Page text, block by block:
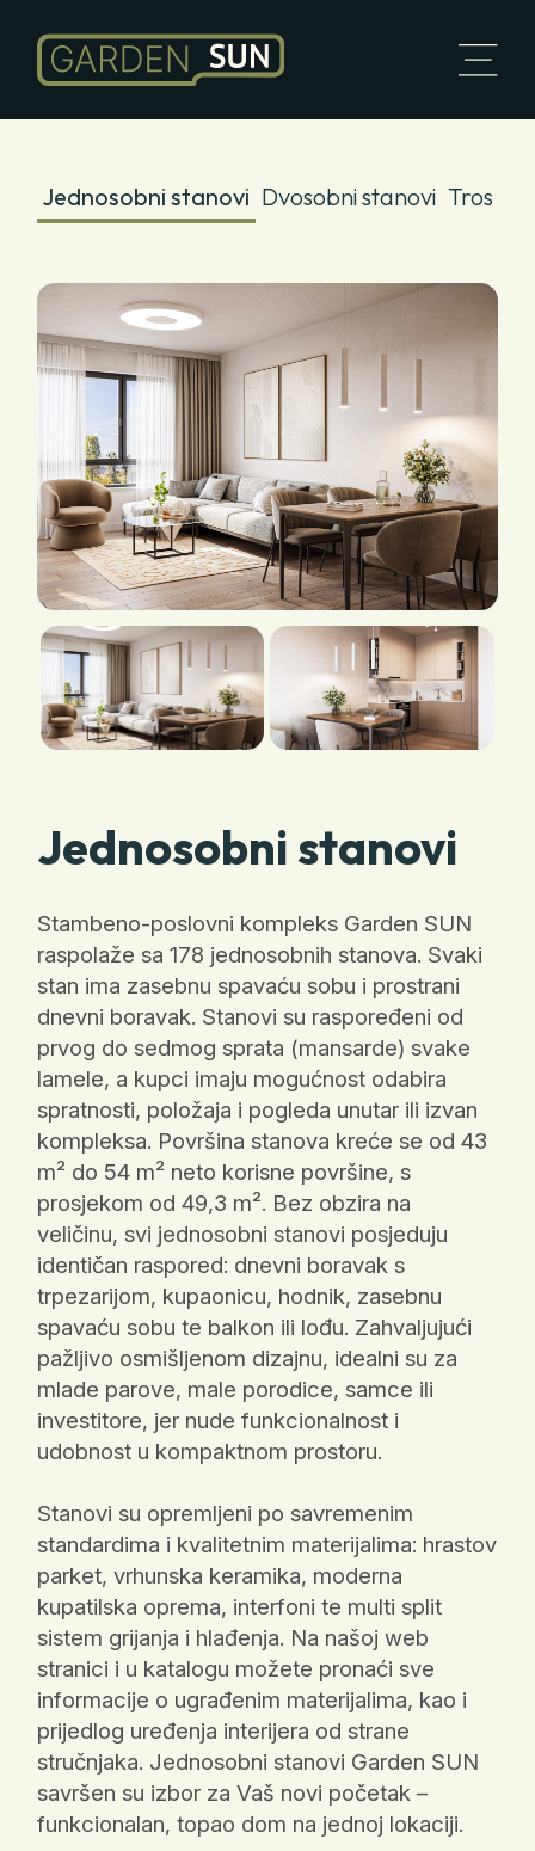
Jednosobni stanovi Dvosobni stanovi
Jednosobni stanovi
Stambeno-poslovni kompleks Garden SUN
raspolaže sa 178 jednosobnih stanova. Svaki
stan ima zasebnu spavaću sobu i prostrani
dnevni boravak. Stanovi su raspoređeni od
prvog do sedmog sprata (mansarde) svake
lamele, a kupci imaju mogućnost odabira
spratnosti, položaja i pogleda unutar ili izvan
kompleksa. Površina stanova kreće se od 43
m² do 54 m² neto korisne površine, s
prosjekom od 49,3 m². Bez obzira na
veličinu, svi jednosobni stanovi posjeduju
identičan raspored: dnevni boravak s
trpezarijom, kupaonicu, hodnik, zasebnu
spavaću sobu te balkon ili lođu. Zahvaljujući
pažljivo osmišljenom dizajnu, idealni su za
mlade parove, male porodice, samce ili
investitore, jer nude funkcionalnost i
udobnost u kompaktnom prostoru.
Stanovi su opremljeni po savremenim
standardima i kvalitetnim materijalima: hrastov
parket, vrhunska keramika, moderna
kupatilska oprema, interfoni te multi split
sistem grijanja i hlađenja. Na našoj web
stranici i u katalogu možete pronaći sve
informacije o ugrađenim materijalima, kao i
prijedlog uređenja interijera od strane
stručnjaka. Jednosobni stanovi Garden SUN
savršen su izbor za Vaš novi početak –
funkcionalan, topao dom na jednoj lokaciji.